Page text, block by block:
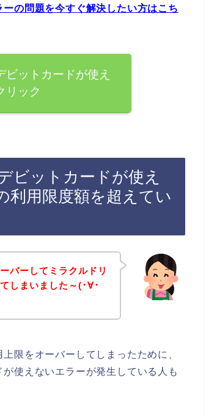
の問題を今すぐ解決したい方はこち
ビットカードが使え
リック
ビットカードが使え
利用限度額を超えてい
バーしてミラクルドリ
しまいました～(･∀･
限をオーバーしてしまったために、
使えないエラーが発生している人も